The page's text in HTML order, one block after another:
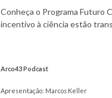
Conheça o Programa Futuro
incentivo à ciência estão
Arco43 Podcast
Apresentação: Marcos Keller